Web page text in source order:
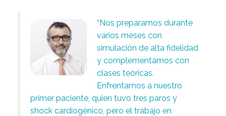
“Nos preparamos durante
varios meses con
simulación de alta fidelidad
y complementamos con
clases teóricas.
Enfrentamos a nuestro
primer paciente, quien tuvo tres paros y
shock cardiogénico, pero el trabajo en